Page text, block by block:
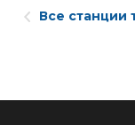
Все станции